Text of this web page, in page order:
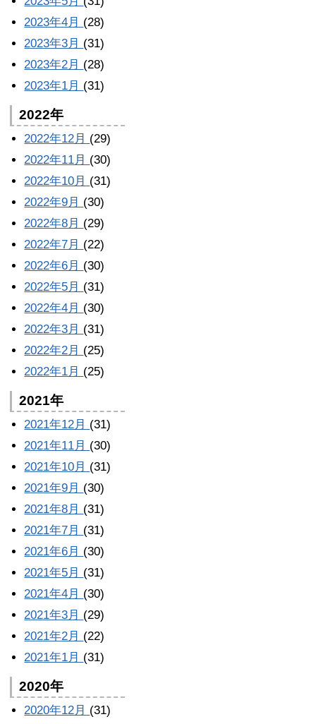
2023年4月 (28)
2023年3月 (31)
2023年2月 (28)
2023年1月 (31)
2022年
2022年12月 (29)
2022年11月 (30)
2022年10月 (31)
2022年9月 (30)
2022年8月 (29)
2022年7月 (22)
2022年6月 (30)
2022年5月 (31)
2022年4月 (30)
2022年3月 (31)
2022年2月 (25)
2022年1月 (25)
2021年
2021年12月 (31)
2021年11月 (30)
2021年10月 (31)
2021年9月 (30)
2021年8月 (31)
2021年7月 (31)
2021年6月 (30)
2021年5月 (31)
2021年4月 (30)
2021年3月 (29)
2021年2月 (22)
2021年1月 (31)
2020年
2020年12月 (31)